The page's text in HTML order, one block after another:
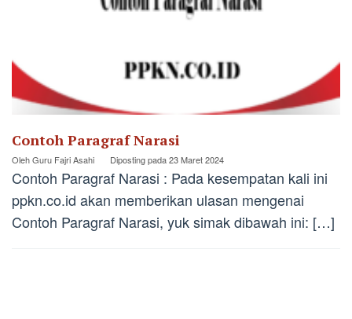
Contoh Paragraf Narasi
OlehGuru Fajri Asahi Diposting pada23 Maret 2024
Contoh Paragraf Narasi : Pada kesempatan kali ini
ppkn.co.id akan memberikan ulasan mengenai
Contoh Paragraf Narasi, yuk simak dibawah ini: […]